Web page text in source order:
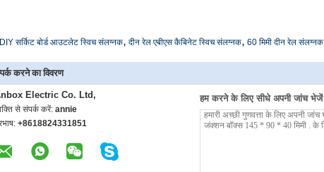
DIY सर्किट बोर्ड आउटलेट स्विच संलग्नक, दीन रेल एबीएस कैबिनेट स्विच संलग्नक, 60 मिमी दीन रेल संलग्नक
करने का विवरण
Electric Co. Ltd,
से संपर्क करें: annie
+8618824331851
हम करने के लिए सीधे अपनी जांच भेजें